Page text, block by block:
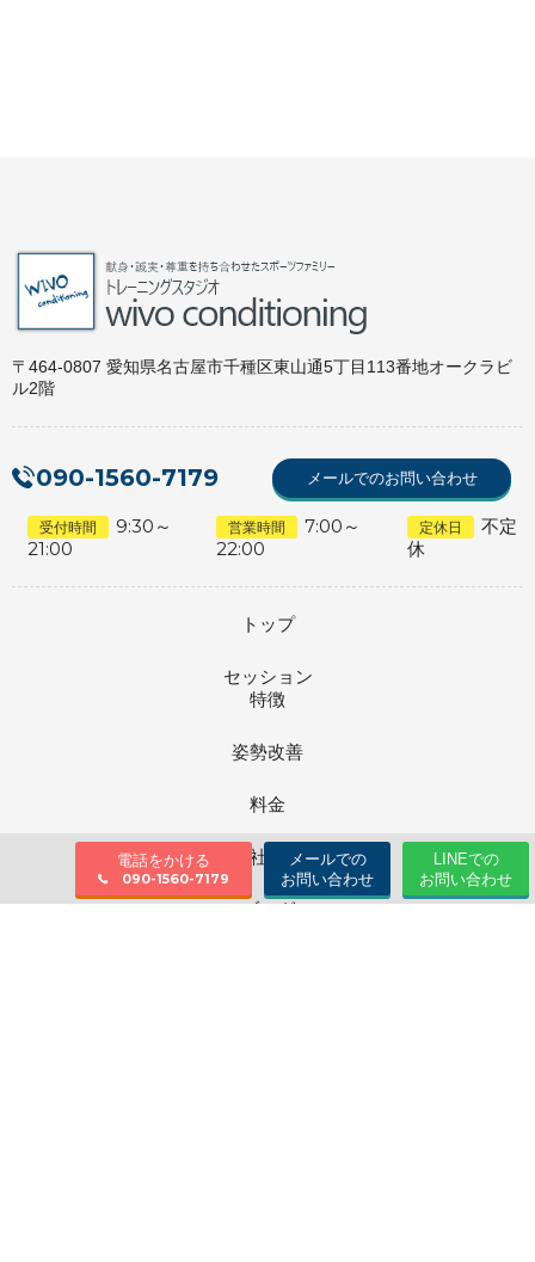
〒464-0807 愛知県名古屋市千種区東山通5丁目113番地オークラビ
ル2階
090-1560-7179 メールでのお問い合わせ
受付時間
9:30～
21:00
営業時間
7:00～
22:00
定休日
不定
休
トップ
セッション
特徴
姿勢改善
料金
会社情報
ブログ
電話をかける
090-1560-7179
メールでの
お問い合わせ
LINEでの
お問い合わせ